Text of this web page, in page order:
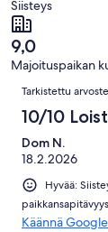
17
arvostelua
kautta
17
arvostelua
Siisteys
9,0
Majoituspaikan
Tarkistettu
10/10
Dom N.
18.2.2026
Hyvää:
paikkansapitävyys
Käännä